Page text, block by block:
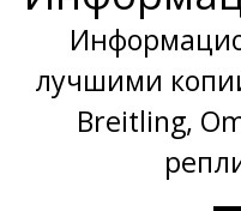
лучшими
Breitling,